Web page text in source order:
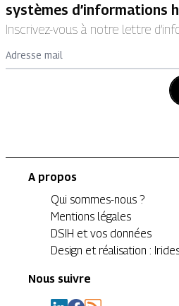
systèmes d’informations
Inscrivez-vous à notre lettre
Adresse mail
A propos
Qui sommes-nous ?
Mentions légales
DSIH et vos données
Design et réalisation :
Nous suivre